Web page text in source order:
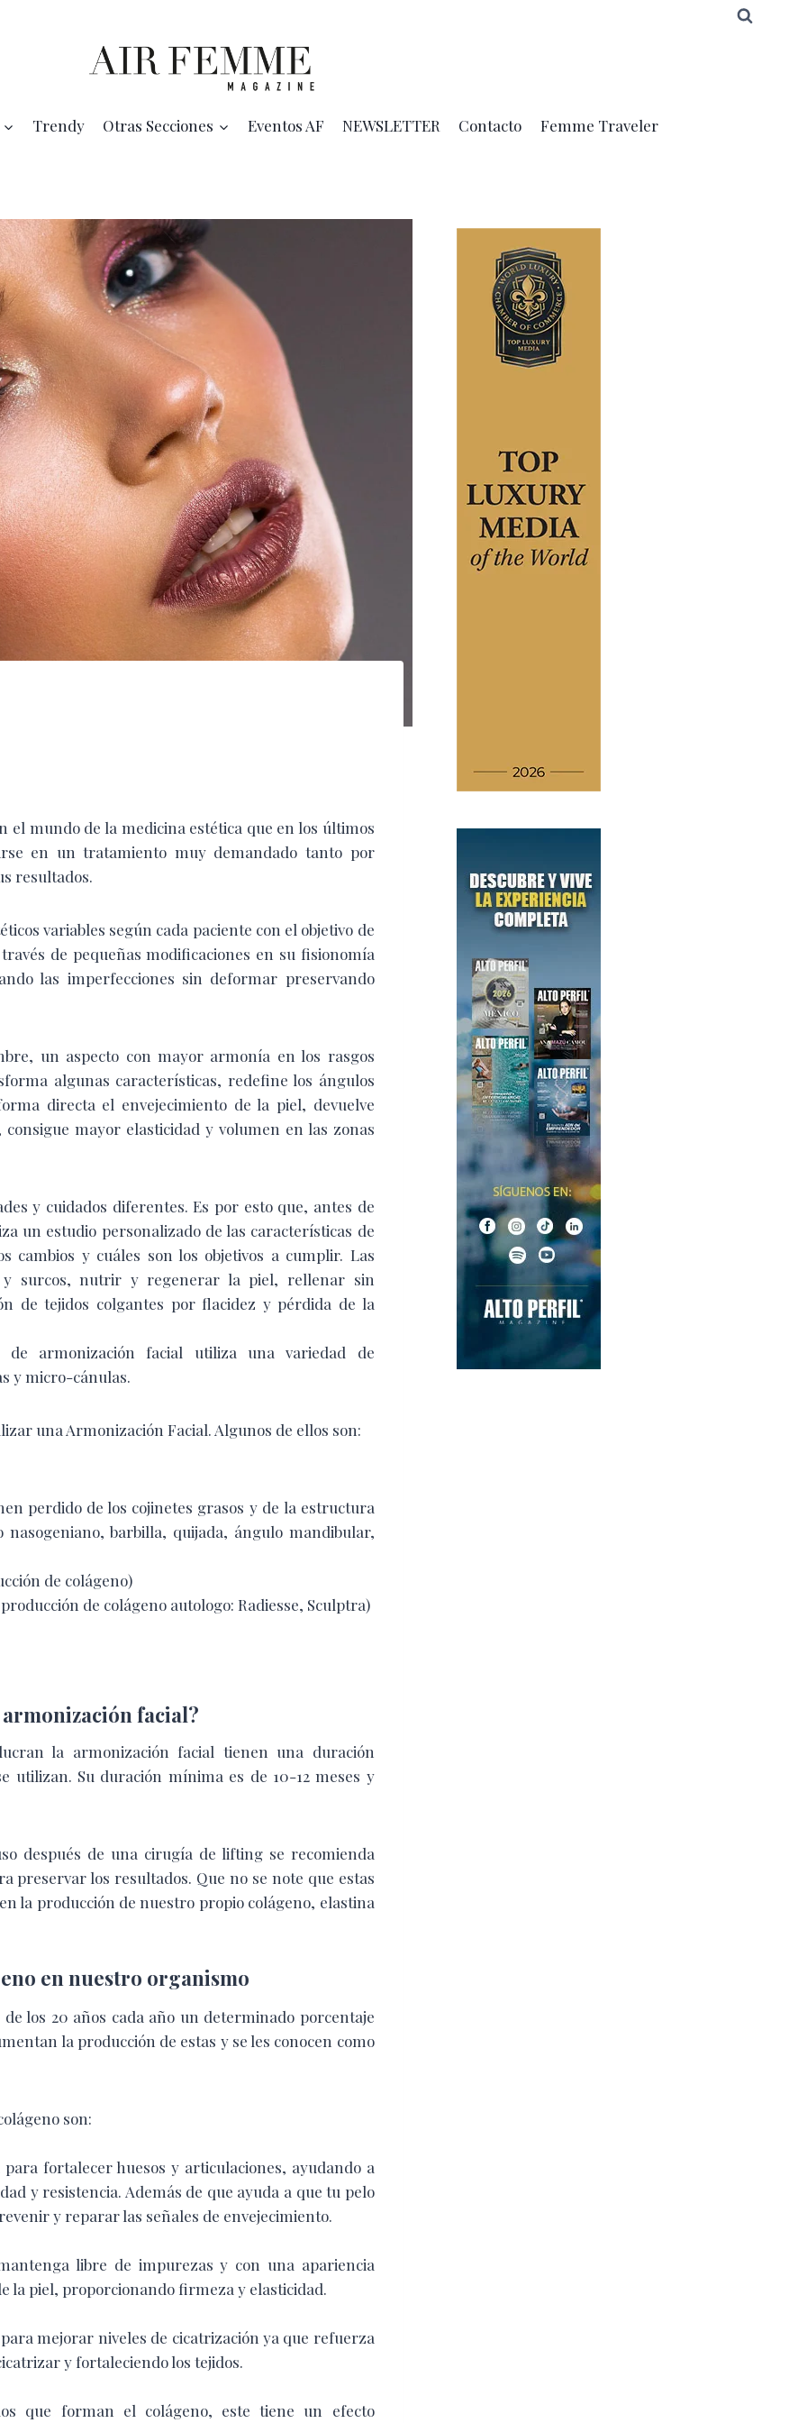
Trendy Otras Secciones Eventos AF NEWSLETTER Contacto Femme Traveler
el mundo de la medicina estética que en los últimos
en un tratamiento muy demandado tanto por
resultados.
variables según cada paciente con el objetivo de
de pequeñas modificaciones en su fisionomía
las imperfecciones sin deformar preservando
un aspecto con mayor armonía en los rasgos
algunas características, redefine los ángulos
directa el envejecimiento de la piel, devuelve
mayor elasticidad y volumen en las zonas
y cuidados diferentes. Es por esto que, antes de
un estudio personalizado de las características de
y cuáles son los objetivos a cumplir. Las
y surcos, nutrir y regenerar la piel, rellenar sin
de tejidos colgantes por flacidez y pérdida de la
armonización facial utiliza una variedad de
y micro-cánulas.
una Armonización Facial. Algunos de ellos son:
perdido de los cojinetes grasos y de la estructura
nasogeniano, barbilla, quijada, ángulo mandibular,
de colágeno)
de colágeno autologo: Radiesse, Sculptra)
facial?
la armonización facial tienen una duración
utilizan. Su duración mínima es de 10-12 meses y
después de una cirugía de lifting se recomienda
preservar los resultados. Que no se note que estas
la producción de nuestro propio colágeno, elastina
en nuestro organismo
los 20 años cada año un determinado porcentaje
la producción de estas y se les conocen como
son:
fortalecer huesos y articulaciones, ayudando a
y resistencia. Además de que ayuda a que tu pelo
y reparar las señales de envejecimiento.
libre de impurezas y con una apariencia
la piel, proporcionando firmeza y elasticidad.
mejorar niveles de cicatrización ya que refuerza
y fortaleciendo los tejidos.
que forman el colágeno, este tiene un efecto